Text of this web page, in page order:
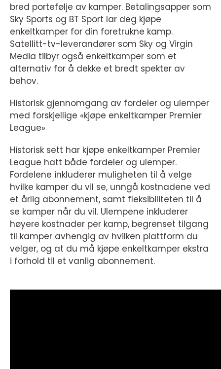
bred portefølje av kamper. Betalingsapper som
Sky Sports og BT Sport lar deg kjøpe
enkeltkamper for din foretrukne kamp.
Satellitt-tv-leverandører som Sky og Virgin
Media tilbyr også enkeltkamper som et
alternativ for å dekke et bredt spekter av
behov.
Historisk gjennomgang av fordeler og ulemper
med forskjellige «kjøpe enkeltkamper Premier
League»
Historisk sett har kjøpe enkeltkamper Premier
League hatt både fordeler og ulemper.
Fordelene inkluderer muligheten til å velge
hvilke kamper du vil se, unngå kostnadene ved
et årlig abonnement, samt fleksibiliteten til å
se kamper når du vil. Ulempene inkluderer
høyere kostnader per kamp, begrenset tilgang
til kamper avhengig av hvilken plattform du
velger, og at du må kjøpe enkeltkamper ekstra
i forhold til et vanlig abonnement.